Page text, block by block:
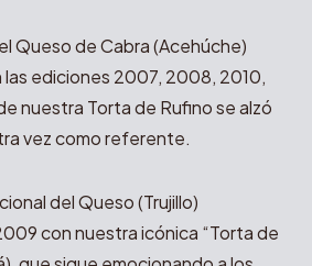
Queso de Cabra (Acehúche)
las ediciones 2007, 2008, 2010,
nuestra Torta de Rufino se alzó
vez como referente.
del Queso (Trujillo)
con nuestra icónica “Torta de